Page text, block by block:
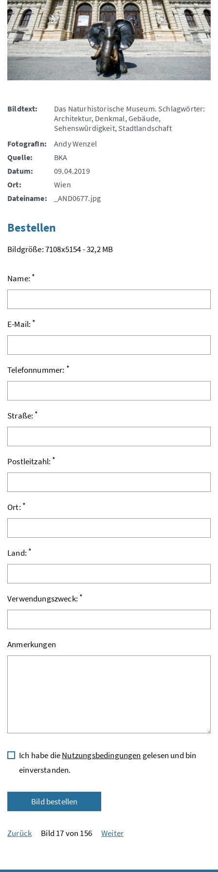
Bildtext:
Das Naturhistorische Museum. Schlagwörter:
Architektur, Denkmal, Gebäude,
Sehenswürdigkeit, Stadtlandschaft
FotografIn:
Andy Wenzel
Quelle:
BKA
Datum:
09.04.2019
Ort:
Wien
Dateiname:
_AND0677.jpg
Bestellen
Bildgröße: 7108x5154 - 32,2 MB
Name: *
E-Mail: *
Telefonnummer: *
Straße: *
Postleitzahl: *
Ort: *
Land: *
Verwendungszweck: *
Anmerkungen
Ich habe dieNutzungsbedingungen gelesen und bin
einverstanden.
Bild bestellen
Zurück Bild 17 von 156 Weiter